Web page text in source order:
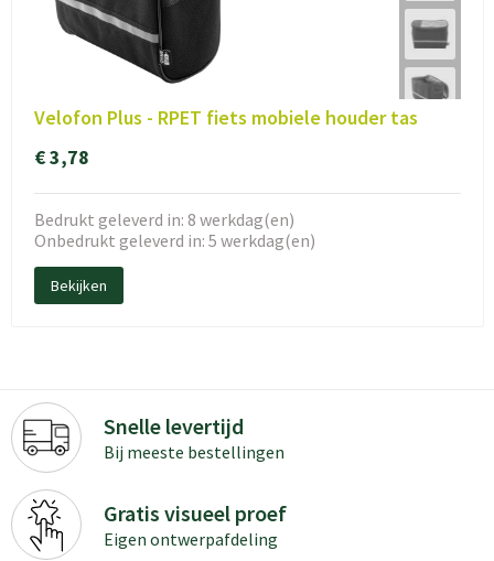
Velofon Plus - RPET fiets mobiele houder tas
€ 3,78
Bedrukt geleverd in: 8 werkdag(en)
Onbedrukt geleverd in: 5 werkdag(en)
Bekijken
Snelle levertijd
Bij meeste bestellingen
Gratis visueel proef
Eigen ontwerpafdeling